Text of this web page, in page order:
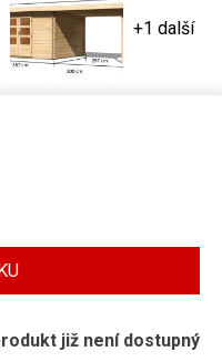
+1 další
již není dostupný